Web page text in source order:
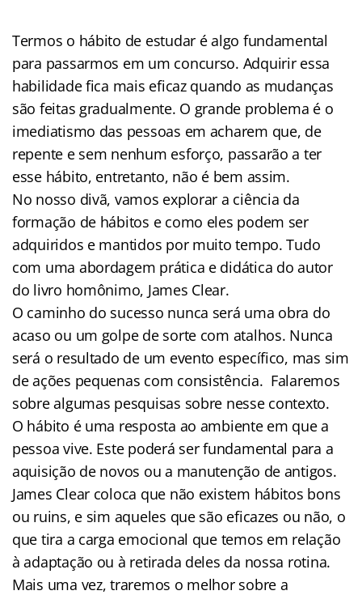
Termos o hábito de estudar é algo fundamental
para passarmos em um concurso. Adquirir essa
habilidade fica mais eficaz quando as mudanças
são feitas gradualmente. O grande problema é o
imediatismo das pessoas em acharem que, de
repente e sem nenhum esforço, passarão a ter
esse hábito, entretanto, não é bem assim.
No nosso divã, vamos explorar a ciência da
formação de hábitos e como eles podem ser
adquiridos e mantidos por muito tempo. Tudo
com uma abordagem prática e didática do autor
do livro homônimo, James Clear.
O caminho do sucesso nunca será uma obra do
acaso ou um golpe de sorte com atalhos. Nunca
será o resultado de um evento específico, mas sim
de ações pequenas com consistência. Falaremos
sobre algumas pesquisas sobre nesse contexto.
O hábito é uma resposta ao ambiente em que a
pessoa vive. Este poderá ser fundamental para a
aquisição de novos ou a manutenção de antigos.
James Clear coloca que não existem hábitos bons
ou ruins, e sim aqueles que são eficazes ou não, o
que tira a carga emocional que temos em relação
à adaptação ou à retirada deles da nossa rotina.
Mais uma vez, traremos o melhor sobre a